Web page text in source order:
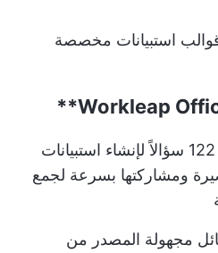
استبيانات مخصصة
Workleap
اختر من قائمة تضم 122 سؤالاً لإنشاء استبيانات
ومشاركتها بسرعة لجمع
مجهولة المصدر من